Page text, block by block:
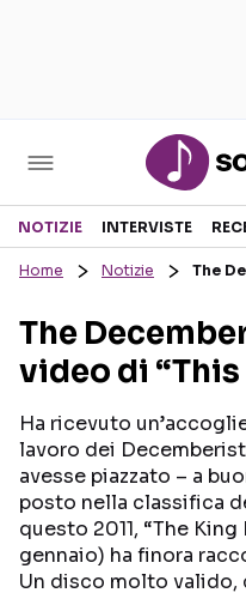
Sezioni
RECENSIONI MUSICALI
INTERVISTE
GOSSIP E CURIOSITÀ
NOTIZIE INTERVISTE
Home Notizie The
The
video di “This
Ha ricevuto
lavoro dei
avesse piazzato – a
posto nella classifica
questo 2011, “The
gennaio) ha finora
Un disco molto valido,